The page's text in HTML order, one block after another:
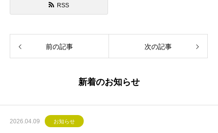
RSS
前の記事 次の記事
新着のお知らせ
2026.04.09 お知らせ